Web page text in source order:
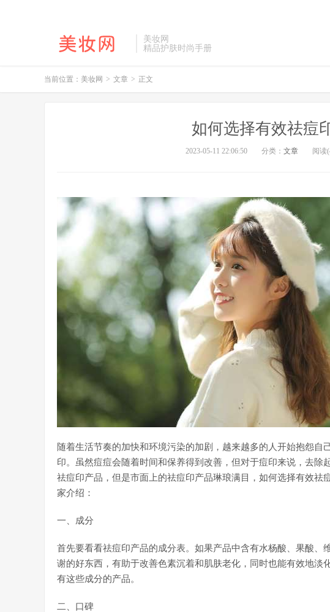
美妆网
精品护肤时尚手册
当前位置： 美妆网 > 文章 > 正文
如何选择有效祛痘
2023-05-11 22:06:50 分类： 文章 阅读
随着生活节奏的加快和环境污染的加剧，越来越多的人开始抱怨自
印。虽然痘痘会随着时间和保养得到改善，但对于痘印来说，去除
祛痘印产品，但是市面上的祛痘印产品琳琅满目，如何选择有效祛
家介绍：
一、成分
首先要看看祛痘印产品的成分表。如果产品中含有水杨酸、果酸、
谢的好东西，有助于改善色素沉着和肌肤老化，同时也能有效地淡
有这些成分的产品。
二、口碑